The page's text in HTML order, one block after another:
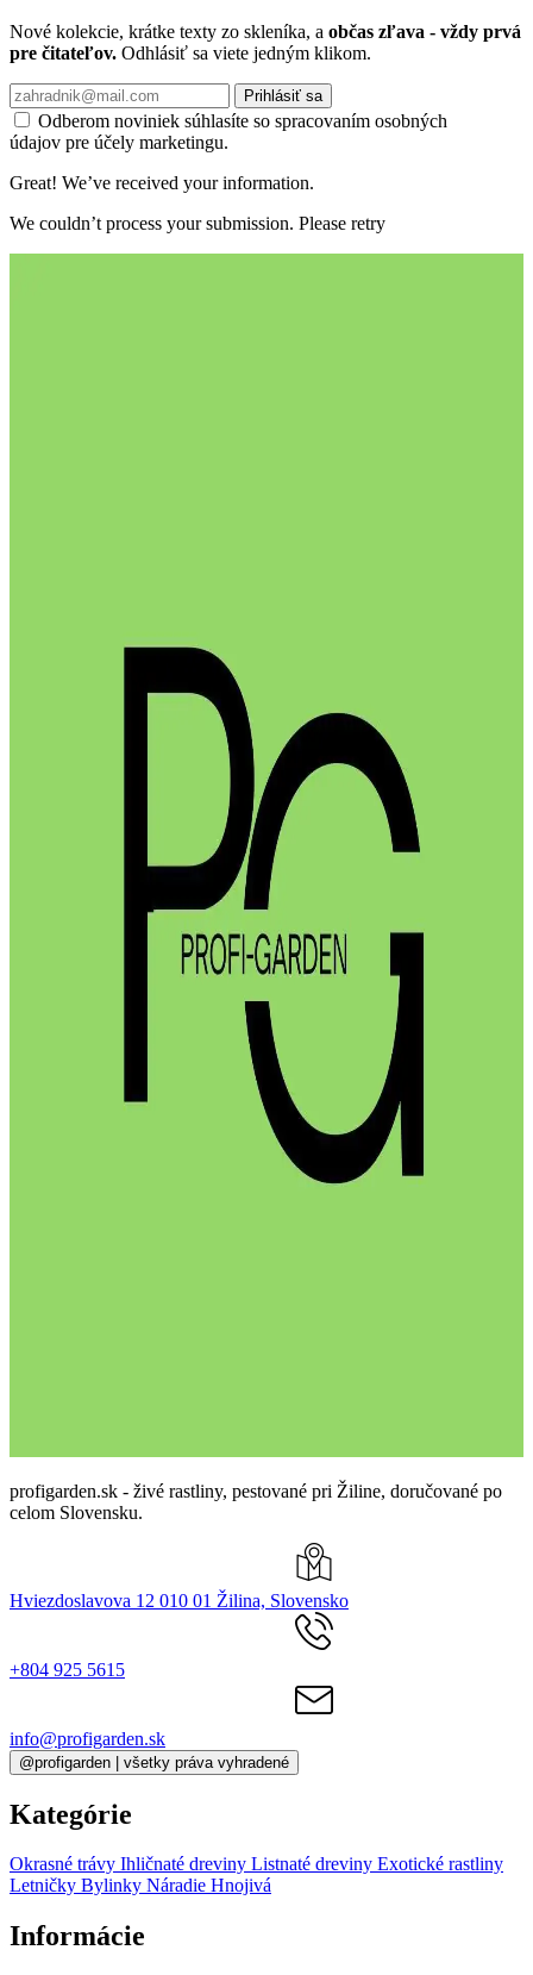
Nové kolekcie, krátke texty zo skleníka, a občas zľava - vždy prvá
pre čitateľov. Odhlásiť sa viete jedným klikom.
Prihlásiť sa
Odberom noviniek súhlasíte so spracovaním osobných
údajov pre účely marketingu.
Great! We’ve received your information.
We couldn’t process your submission. Please retry
profigarden.sk - živé rastliny, pestované pri Žiline, doručované po
celom Slovensku.
Hviezdoslavova 12 010 01 Žilina, Slovensko
+804 925 5615
info@profigarden.sk
@profigarden | všetky práva vyhradené
Kategórie
Okrasné trávy Ihličnaté dreviny Listnaté dreviny Exotické rastliny
Letničky Bylinky Náradie Hnojivá
Informácie